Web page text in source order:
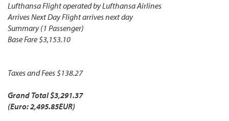
Lufthansa Flight operated by Lufthansa Airlines
Arrives Next Day Flight arrives next day
Summary (1 Passenger)
Base Fare $3,153.10
Taxes and Fees $138.27
Grand Total $3,291.37
(Euro: 2,495.85EUR)